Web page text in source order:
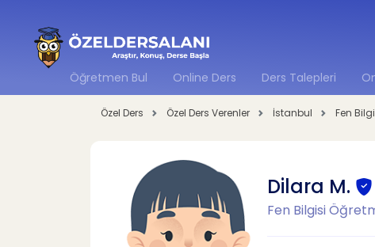
Öğretmen Bul Online Ders Ders Talepleri
Özel Ders Özel Ders Verenler İstanbul Fen
Dilara M.
Fen Bilgisi